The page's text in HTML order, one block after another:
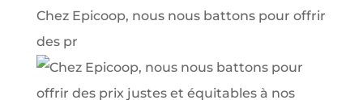
Chez Epicoop, nous nous battons pour offrir
des pr